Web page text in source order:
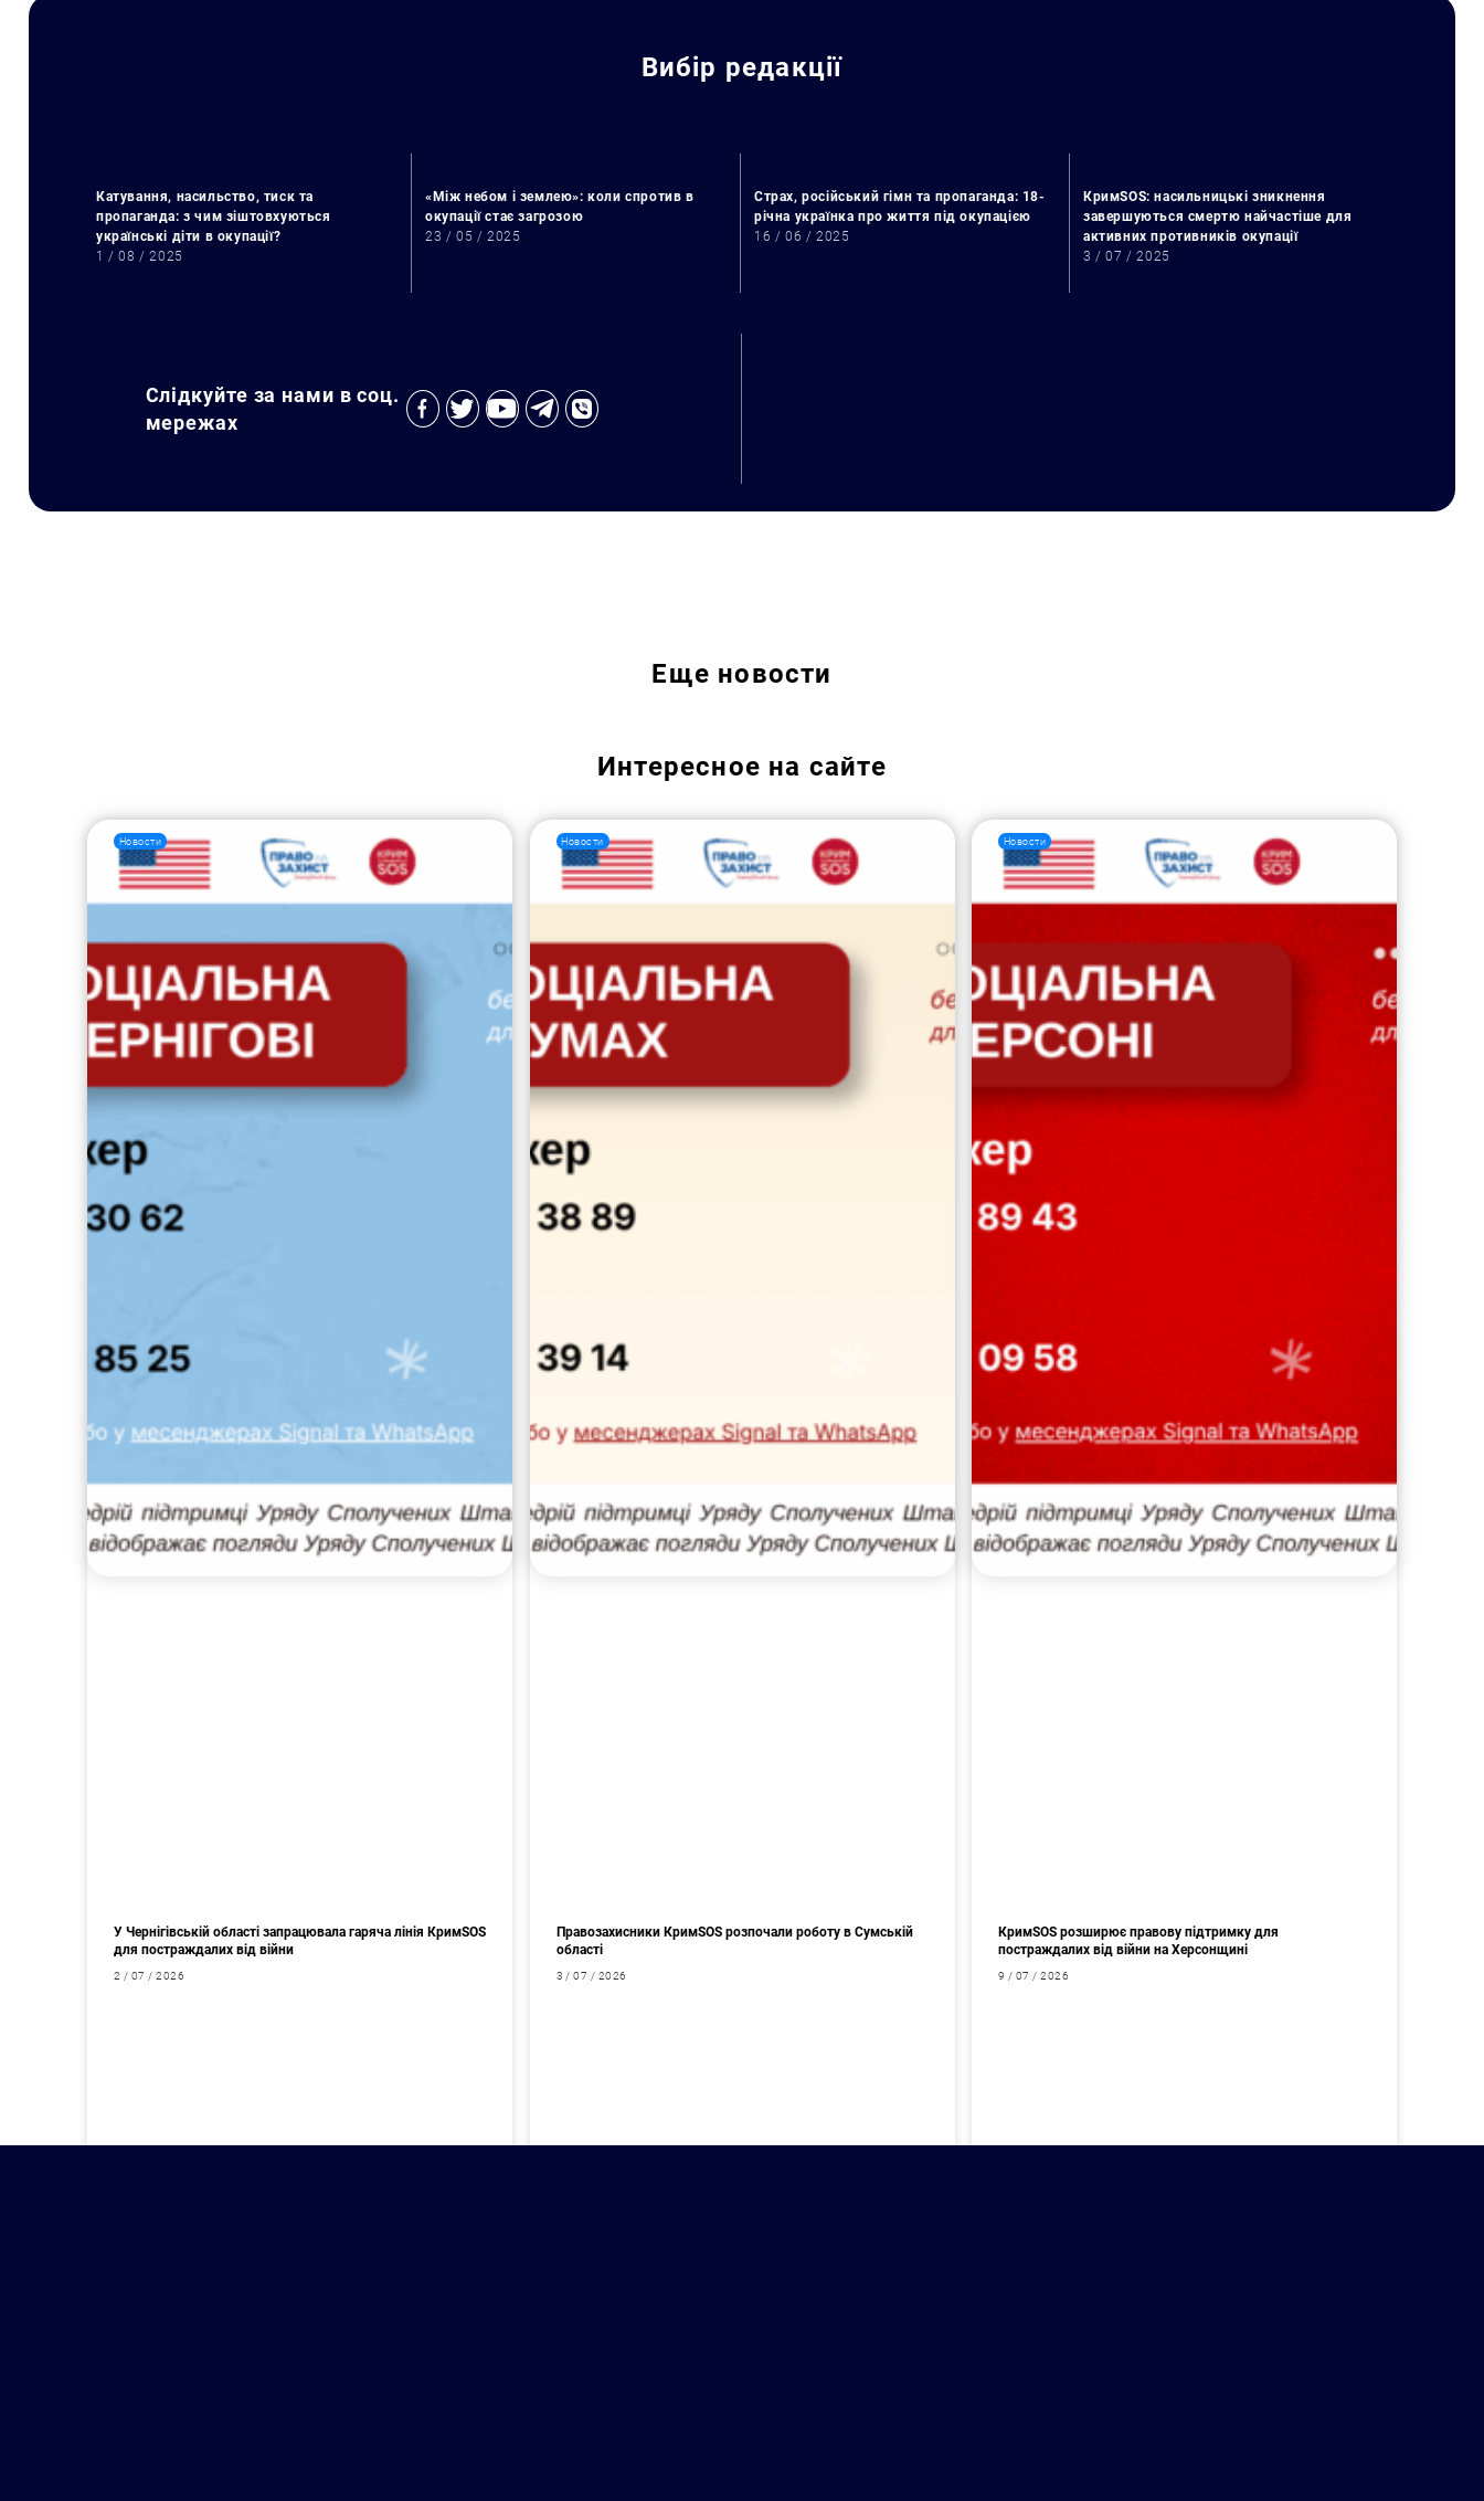
Вибір редакції
Катування, насильство, тиск та
пропаганда: з чим зіштовхуються
українські діти в окупації?
1 / 08 / 2025
«Між небом і землею»: коли спротив в
окупації стає загрозою
23 / 05 / 2025
Страх, російський гімн та пропаганда: 18-
річна українка про життя під окупацією
16 / 06 / 2025
КримSOS: насильницькі зникнення
завершуються смертю найчастіше для
активних противників окупації
3 / 07 / 2025
Слідкуйте за нами в соц.
мережах
Еще новости
Интересное на сайте
Новости
У Чернігівській області запрацювала гаряча лінія КримSOS
для постраждалих від війни
2 / 07 / 2026
Новости
Правозахисники КримSOS розпочали роботу в Сумській
області
3 / 07 / 2026
Новости
КримSOS розширює правову підтримку для
постраждалих від війни на Херсонщині
9 / 07 / 2026